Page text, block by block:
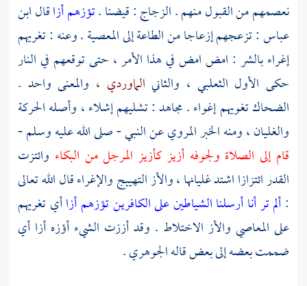
نعصمهم من القبول منهم . الزجاج : قيضنا .تؤزهم أزاقالابن
عباس: تزعجهم إزعاجا من الطاعة إلى المعصية . وعنه : تغريهم
إغراء بالشر : امض امض في هذا الأمر ، حتى توقعهم في النار
حكى الأول الثعلبي ، والثاني الماوردي ، والمعنى واحد .
الضحاكتغويهم إغواء .مجاهد: تشليهم إشلاء ، وأصله الحركة
والغليان ، ومنه الخبر المروي عن النبي - صلى الله عليه وسلم -
قام إلى الصلاة ولجوفه أزيز كأزيز المرجل من البكاء وائتزت
القدر ائتزازا اشتد غليانها ، والأز التهييج والإغراء قال الله تعالى
:ألم تر أنا أرسلنا الشياطين على الكافرين تؤزهم أزاأي تغريهم
على المعاصي والأز الاختلاط . وقد أززت الشيء أؤزه أزا أي
ضممت بعضه إلى بعض قالهالجوهري.